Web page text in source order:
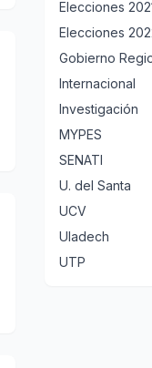
Elecciones
Elecciones
Gobierno
Internacional
Investigación
MYPES
SENATI
U. del Santa
UCV
Uladech
UTP